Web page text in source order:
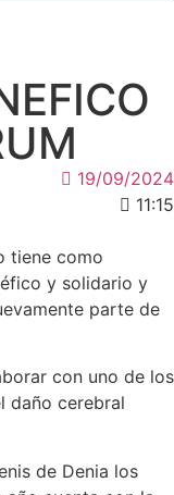
19/09/2024
11:15
tiene como
y solidario y
parte de
con uno de los
daño cerebral
de Denia los